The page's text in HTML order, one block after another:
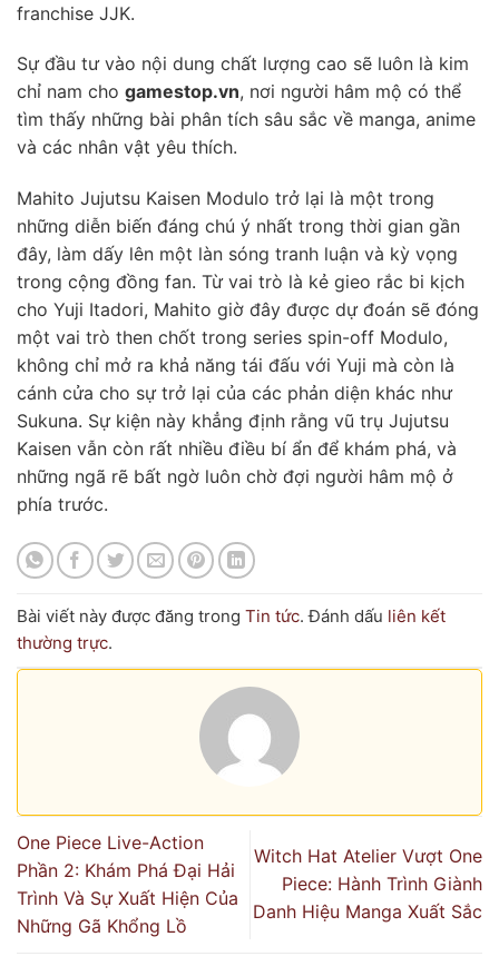
franchise JJK.
Sự đầu tư vào nội dung chất lượng cao sẽ luôn là kim
chỉ nam cho gamestop.vn, nơi người hâm mộ có thể
tìm thấy những bài phân tích sâu sắc về manga, anime
và các nhân vật yêu thích.
Mahito Jujutsu Kaisen Modulo trở lại là một trong
những diễn biến đáng chú ý nhất trong thời gian gần
đây, làm dấy lên một làn sóng tranh luận và kỳ vọng
trong cộng đồng fan. Từ vai trò là kẻ gieo rắc bi kịch
cho Yuji Itadori, Mahito giờ đây được dự đoán sẽ đóng
một vai trò then chốt trong series spin-off Modulo,
không chỉ mở ra khả năng tái đấu với Yuji mà còn là
cánh cửa cho sự trở lại của các phản diện khác như
Sukuna. Sự kiện này khẳng định rằng vũ trụ Jujutsu
Kaisen vẫn còn rất nhiều điều bí ẩn để khám phá, và
những ngã rẽ bất ngờ luôn chờ đợi người hâm mộ ở
phía trước.
Bài viết này được đăng trong Tin tức. Đánh dấu liên kết
thường trực.
One Piece Live-Action
Phần 2: Khám Phá Đại Hải
Trình Và Sự Xuất Hiện Của
Những Gã Khổng Lồ
Witch Hat Atelier Vượt One
Piece: Hành Trình Giành
Danh Hiệu Manga Xuất Sắc